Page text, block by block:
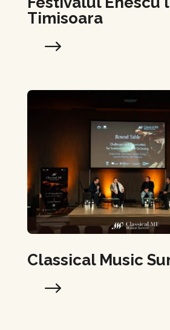
Timisoara
Classical Music